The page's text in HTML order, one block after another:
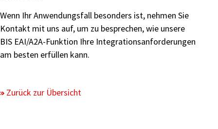
Wenn Ihr Anwendungsfall besonders ist, nehmen Sie
Kontakt mit uns auf, um zu besprechen, wie unsere
BIS EAI/A2A-Funktion Ihre Integrationsanforderungen
am besten erfüllen kann.
Zurück zur Übersicht